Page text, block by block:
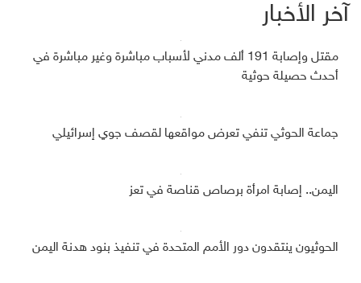
آخر الأخبار
مقتل وإصابة 191 ألف مدني لأسباب مباشرة وغير مباشرة في
أحدث حصيلة حوثية
جماعة الحوثي تنفي تعرض مواقعها لقصف جوي إسرائيلي
اليمن.. إصابة امرأة برصاص قناصة في تعز
الحوثيون ينتقدون دور الأمم المتحدة في تنفيذ بنود هدنة اليمن